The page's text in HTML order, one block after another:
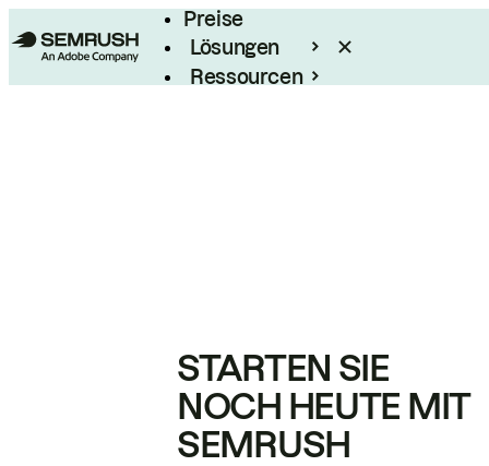
Preise
Lösungen
Ressourcen
STARTEN SIE
NOCH HEUTE MIT
SEMRUSH